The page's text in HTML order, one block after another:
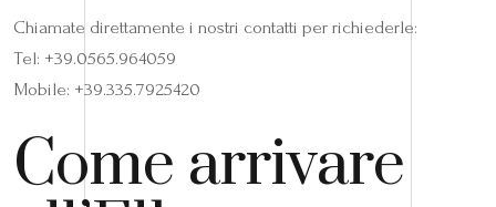
Chiamate direttamente i nostri contatti per richiederle:
Tel: +39.0565.964059
Mobile: +39.335.7925420
Come arrivare